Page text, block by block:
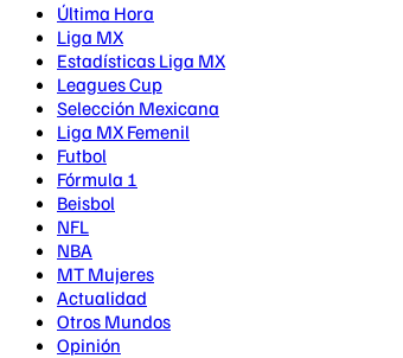
Última Hora
Liga MX
Estadísticas Liga MX
Leagues Cup
Selección Mexicana
Liga MX Femenil
Futbol
Fórmula 1
Beisbol
NFL
NBA
MT Mujeres
Actualidad
Otros Mundos
Opinión